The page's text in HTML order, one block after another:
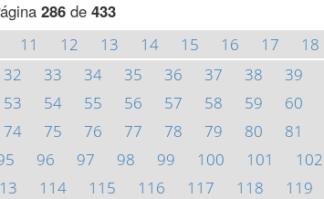
286de 433
11 12 13 14 15 16 17 18
32 33 34 35 36 37 38 39
53 54 55 56 57 58 59 60
74 75 76 77 78 79 80 81
96 97 98 99 100 101 102
114 115 116 117 118 119